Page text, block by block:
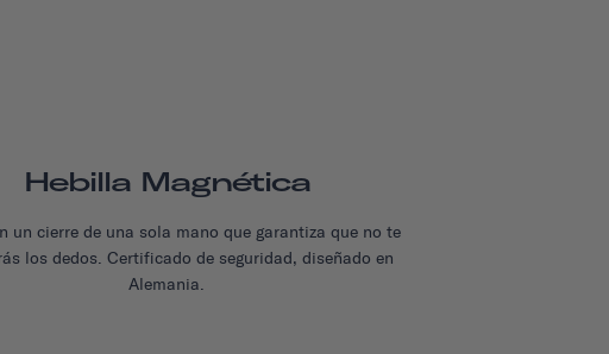
Hebilla Magnética
un cierre de una sola mano que garantiza que no te
los dedos. Certificado de seguridad, diseñado en
Alemania.